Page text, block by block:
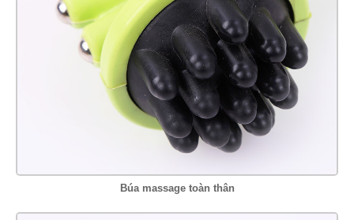
Búa massage toàn thân